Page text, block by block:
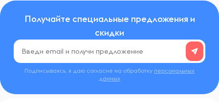
Получайте специальные предложения и
скидки
Подписываясь, я даю согласие на обработку персональных
данных